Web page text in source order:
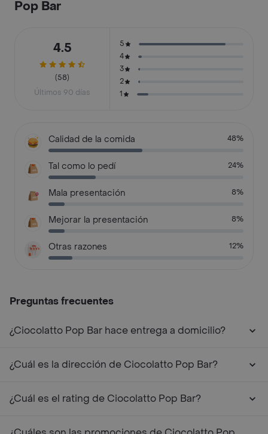
Pop Bar
4.5
(58)
Últimos 90 días
5
4
3
2
1
Calidad de la comida 48%
Tal como lo pedí 24%
Mala presentación 8%
Mejorar la presentación 8%
Otras razones 12%
Preguntas frecuentes
¿Ciocolatto Pop Bar hace entrega a domicilio?
¿Cuál es la dirección de Ciocolatto Pop Bar?
¿Cuál es el rating de Ciocolatto Pop Bar?